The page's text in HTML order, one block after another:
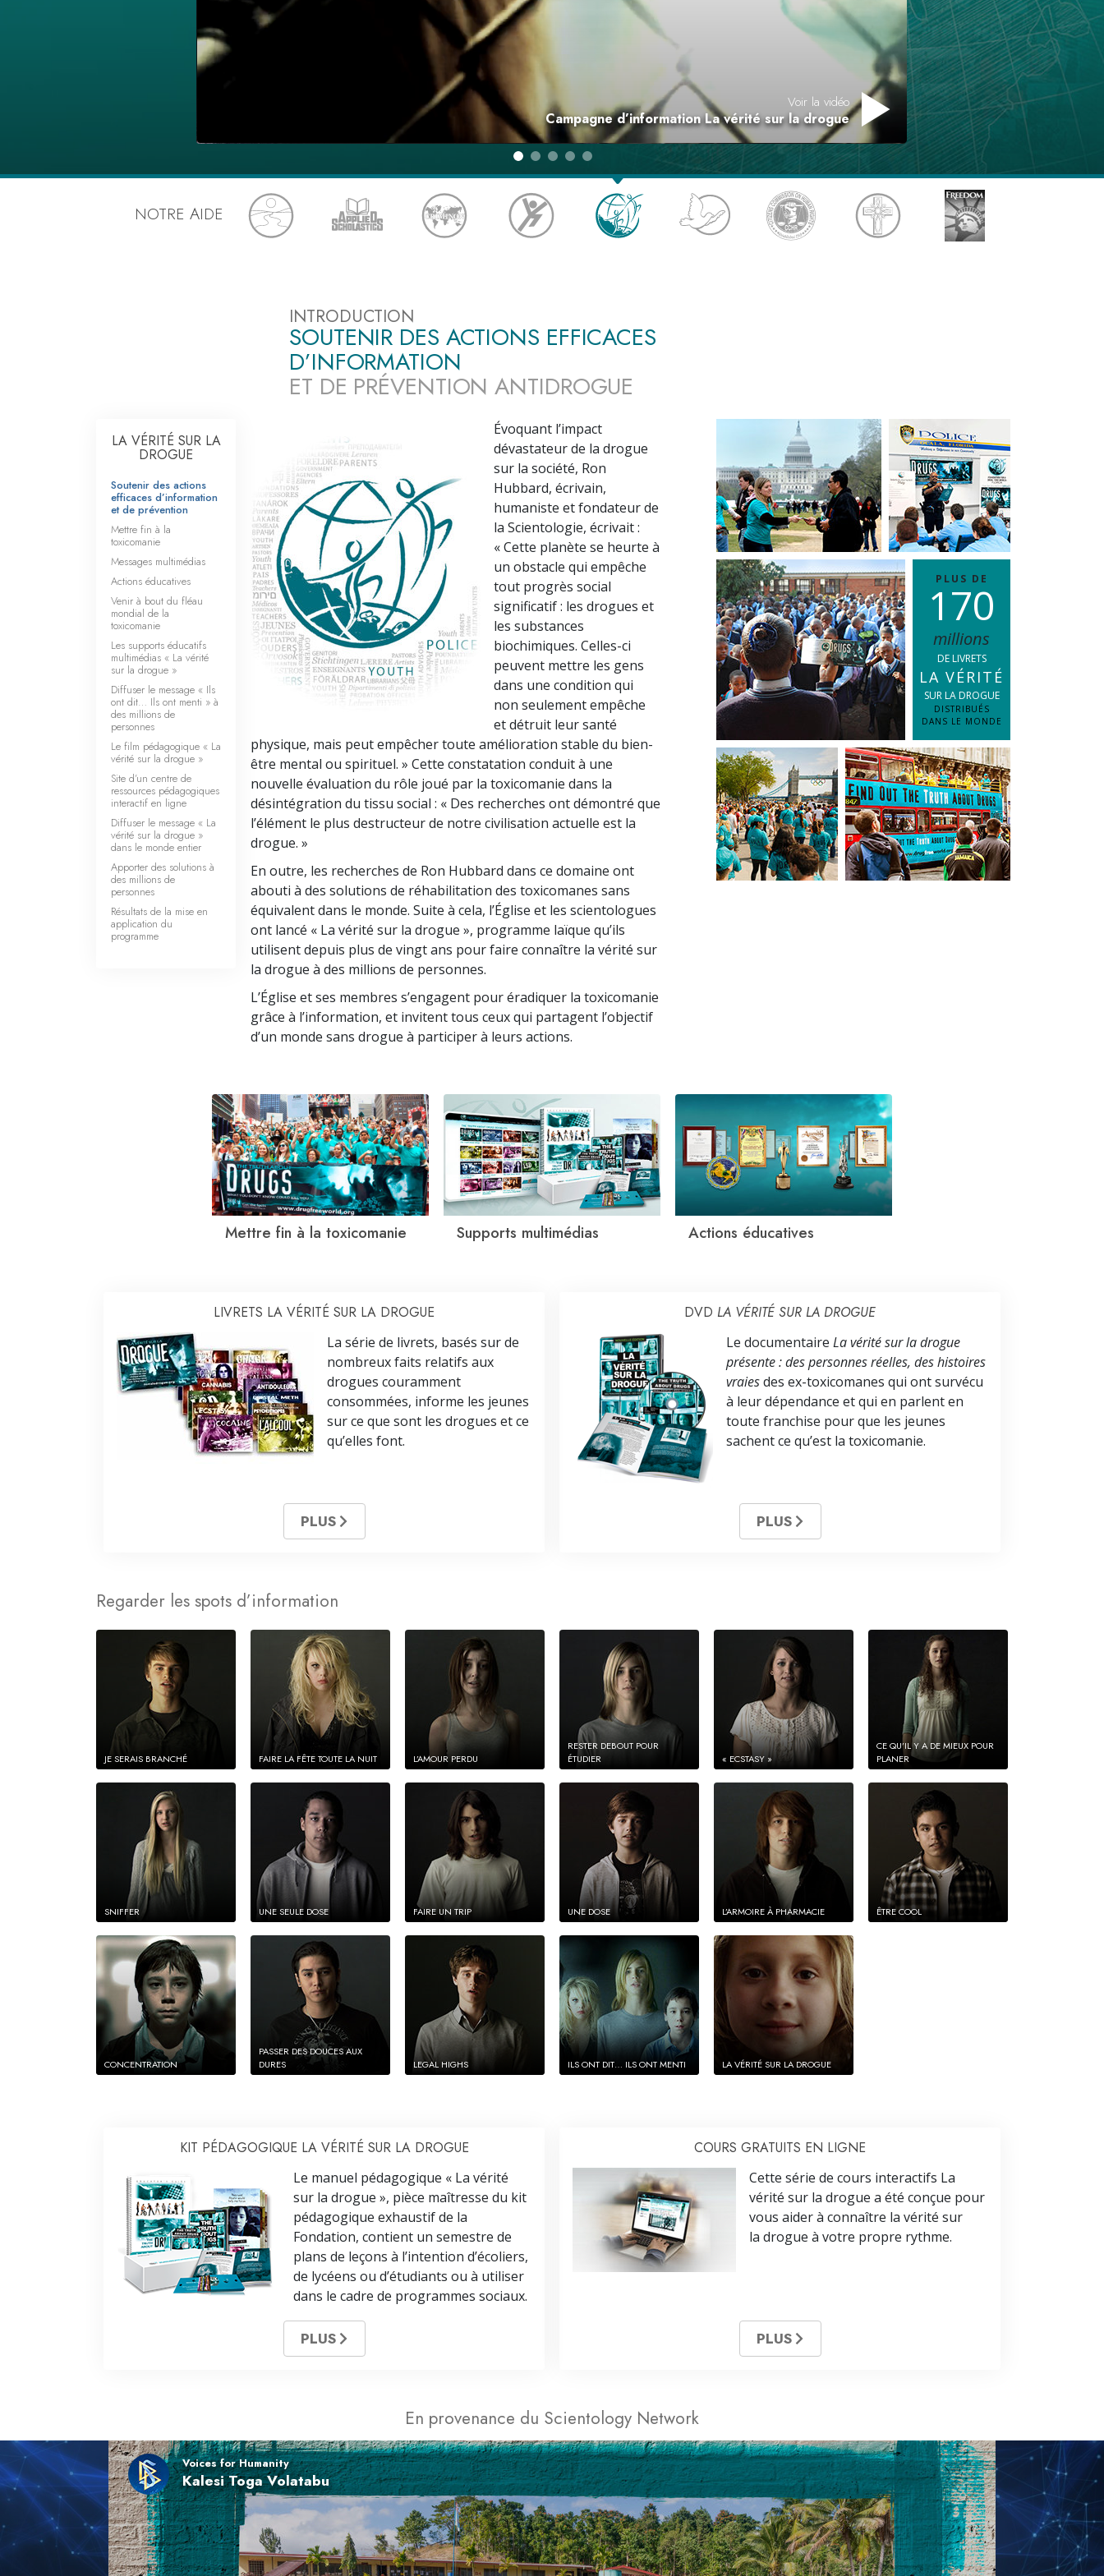
Qu’est-ce que la grandeur ? L’échelle des tons émotionnels
Réponses aux drogues
Des outils pour le monde du travail
L’éthique et les conditions
La raison de l’oppression
Les investigations
Les fondements de l’organisation
Voir la vidéo
Campagne d’information La vérité sur la drogue
NOTRE AIDE
INTRODUCTION
SOUTENIR DES ACTIONS EFFICACES
D’INFORMATION
ET DE PRÉVENTION ANTIDROGUE
Évoquant l’impact
dévastateur de la drogue
sur la société, Ron
Hubbard, écrivain,
humaniste et fondateur de
la Scientologie, écrivait :
« Cette planète se heurte à
un obstacle qui empêche
tout progrès social
significatif : les drogues et
les substances
biochimiques. Celles-ci
peuvent mettre les gens
dans une condition qui
non seulement empêche
et détruit leur santé
physique, mais peut empêcher toute amélioration stable du bien-
être mental ou spirituel. » Cette constatation conduit à une
nouvelle évaluation du rôle joué par la toxicomanie dans la
désintégration du tissu social : « Des recherches ont démontré que
l’élément le plus destructeur de notre civilisation actuelle est la
drogue. »
En outre, les recherches de Ron Hubbard dans ce domaine ont
abouti à des solutions de réhabilitation des toxicomanes sans
équivalent dans le monde. Suite à cela, l’Église et les scientologues
ont lancé « La vérité sur la drogue », programme laïque qu’ils
utilisent depuis plus de vingt ans pour faire connaître la vérité sur
la drogue à des millions de personnes.
L’Église et ses membres s’engagent pour éradiquer la toxicomanie
grâce à l’information, et invitent tous ceux qui partagent l’objectif
d’un monde sans drogue à participer à leurs actions.
LA VÉRITÉ SUR LA
DROGUE
Soutenir des actions
efficaces d’information
et de prévention
Mettre fin à la
toxicomanie
Messages multimédias
Actions éducatives
Venir à bout du fléau
mondial de la
toxicomanie
Les supports éducatifs
multimédias « La vérité
sur la drogue »
Diffuser le message « Ils
ont dit… Ils ont menti » à
des millions de
personnes
Le film pédagogique « La
vérité sur la drogue »
Site d’un centre de
ressources pédagogiques
interactif en ligne
Diffuser le message « La
vérité sur la drogue »
dans le monde entier
Apporter des solutions à
des millions de
personnes
Résultats de la mise en
application du
programme
PLUS DE
170
millions
DE LIVRETS
LA VÉRITÉ
SUR LA DROGUE
DISTRIBUÉS
DANS LE MONDE
Mettre fin à la toxicomanie Supports multimédias Actions éducatives
LIVRETS LA VÉRITÉ SUR LA DROGUE
La série de livrets, basés sur de
nombreux faits relatifs aux
drogues couramment
consommées, informe les jeunes
sur ce que sont les drogues et ce
qu’elles font.
PLUS
DVD LA VÉRITÉ SUR LA DROGUE
Le documentaire La vérité sur la drogue
présente : des personnes réelles, des histoires
vraiesdes ex-toxicomanes qui ont survécu
à leur dépendance et qui en parlent en
toute franchise pour que les jeunes
sachent ce qu’est la toxicomanie.
PLUS
Regarder les spots d’information
JE SERAIS BRANCHÉ FAIRE LA FÊTE TOUTE LA NUIT L’AMOUR PERDU
RESTER DEBOUT POUR
ÉTUDIER
« ECSTASY »
CE QU’IL Y A DE MIEUX POUR
PLANER
SNIFFER UNE SEULE DOSE FAIRE UN TRIP UNE DOSE L’ARMOIRE À PHARMACIE ÊTRE COOL
CONCENTRATION
PASSER DES DOUCES AUX
DURES
LEGAL HIGHS ILS ONT DIT… ILS ONT MENTI LA VÉRITÉ SUR LA DROGUE
KIT PÉDAGOGIQUE LA VÉRITÉ SUR LA DROGUE
Le manuel pédagogique « La vérité
sur la drogue », pièce maîtresse du kit
pédagogique exhaustif de la
Fondation, contient un semestre de
plans de leçons à l’intention d’écoliers,
de lycéens ou d’étudiants ou à utiliser
dans le cadre de programmes sociaux.
PLUS
COURS GRATUITS EN LIGNE
Cette série de cours interactifs La
vérité sur la drogue a été conçue pour
vous aider à connaître la vérité sur
la drogue à votre propre rythme.
PLUS
En provenance du Scientology Network
Voices for Humanity
Kalesi Toga Volatabu